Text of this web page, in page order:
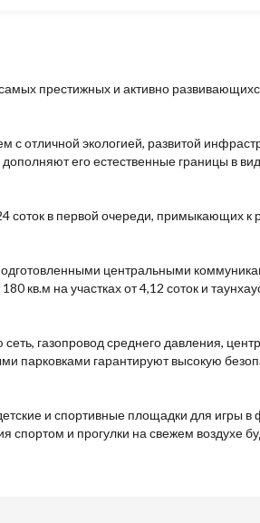
престижных и активно
с отличной экологией, развитой
его естественные границы в
соток в первой очереди, примыкающих к
центральными
кв.м на участках от 4,12 соток и
газопровод среднего давления,
парковками гарантируют высокую
и спортивные площадки для игры в
спортом и прогулки на свежем воздухе